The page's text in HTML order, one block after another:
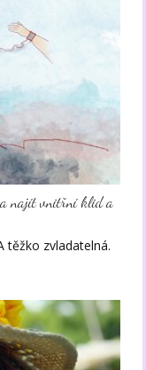
a najít vnitřní klid a
těžko zvladatelná.